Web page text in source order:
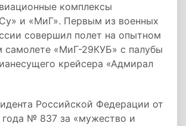
комплексы
и «МиГ». Первым из военных
совершил полет на опытном
самолете «МиГ-29КУБ» с палубы
крейсера «Адмирал
Российской Федерации от
№ 837 за «мужество и